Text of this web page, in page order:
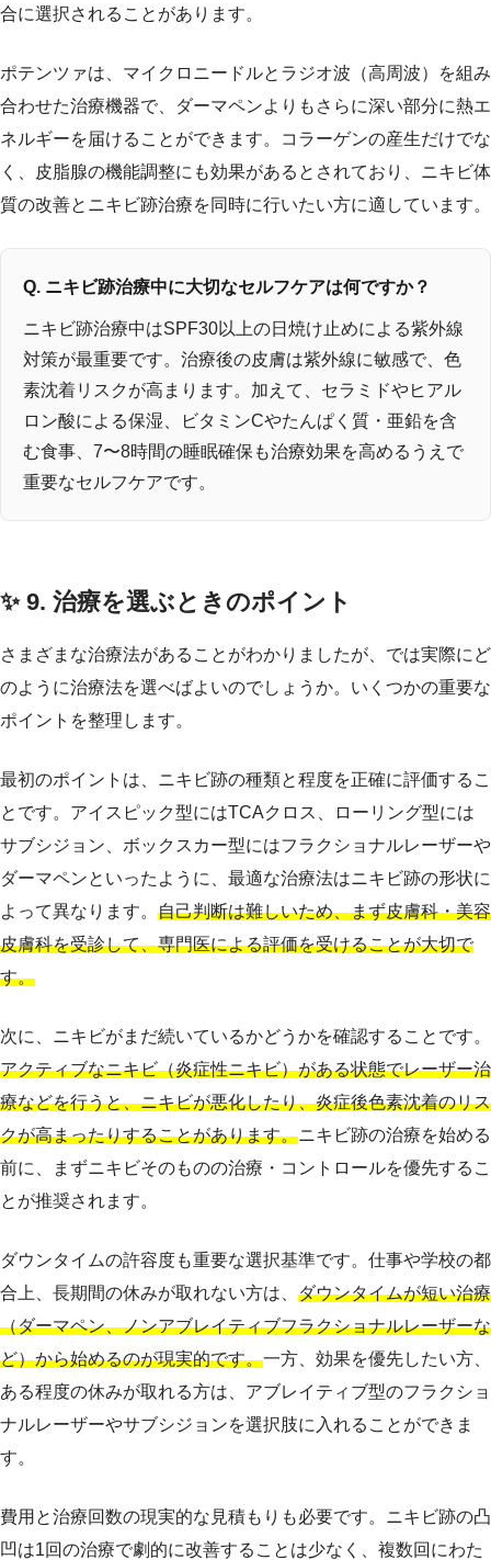
合に選択されることがあります。
ポテンツァは、マイクロニードルとラジオ波（高周波）を組み
合わせた治療機器で、ダーマペンよりもさらに深い部分に熱エ
ネルギーを届けることができます。コラーゲンの産生だけでな
く、皮脂腺の機能調整にも効果があるとされており、ニキビ体
質の改善とニキビ跡治療を同時に行いたい方に適しています。
Q. ニキビ跡治療中に大切なセルフケアは何ですか？
ニキビ跡治療中はSPF30以上の日焼け止めによる紫外線
対策が最重要です。治療後の皮膚は紫外線に敏感で、色
素沈着リスクが高まります。加えて、セラミドやヒアル
ロン酸による保湿、ビタミンCやたんぱく質・亜鉛を含
む食事、7〜8時間の睡眠確保も治療効果を高めるうえで
重要なセルフケアです。
✨ 9. 治療を選ぶときのポイント
さまざまな治療法があることがわかりましたが、では実際にど
のように治療法を選べばよいのでしょうか。いくつかの重要な
ポイントを整理します。
最初のポイントは、ニキビ跡の種類と程度を正確に評価するこ
とです。アイスピック型にはTCAクロス、ローリング型には
サブシジョン、ボックスカー型にはフラクショナルレーザーや
ダーマペンといったように、最適な治療法はニキビ跡の形状に
よって異なります。 自己判断は難しいため、まず皮膚科・美容
皮膚科を受診して、専門医による評価を受けることが大切で
す。
次に、ニキビがまだ続いているかどうかを確認することです。
アクティブなニキビ（炎症性ニキビ）がある状態でレーザー治
療などを行うと、ニキビが悪化したり、炎症後色素沈着のリス
クが高まったりすることがあります。ニキビ跡の治療を始める
前に、まずニキビそのものの治療・コントロールを優先するこ
とが推奨されます。
ダウンタイムの許容度も重要な選択基準です。仕事や学校の都
合上、長期間の休みが取れない方は、 ダウンタイムが短い治療
（ダーマペン、ノンアブレイティブフラクショナルレーザーな
ど）から始めるのが現実的です。一方、効果を優先したい方、
ある程度の休みが取れる方は、アブレイティブ型のフラクショ
ナルレーザーやサブシジョンを選択肢に入れることができま
す。
費用と治療回数の現実的な見積もりも必要です。ニキビ跡の凸
凹は1回の治療で劇的に改善することは少なく、複数回にわた